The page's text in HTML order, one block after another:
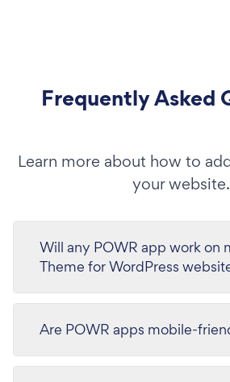
Frequently Asked
Learn more about how to
your website.
Will any POWR app work on
Theme for WordPress
Are POWR apps mobile-